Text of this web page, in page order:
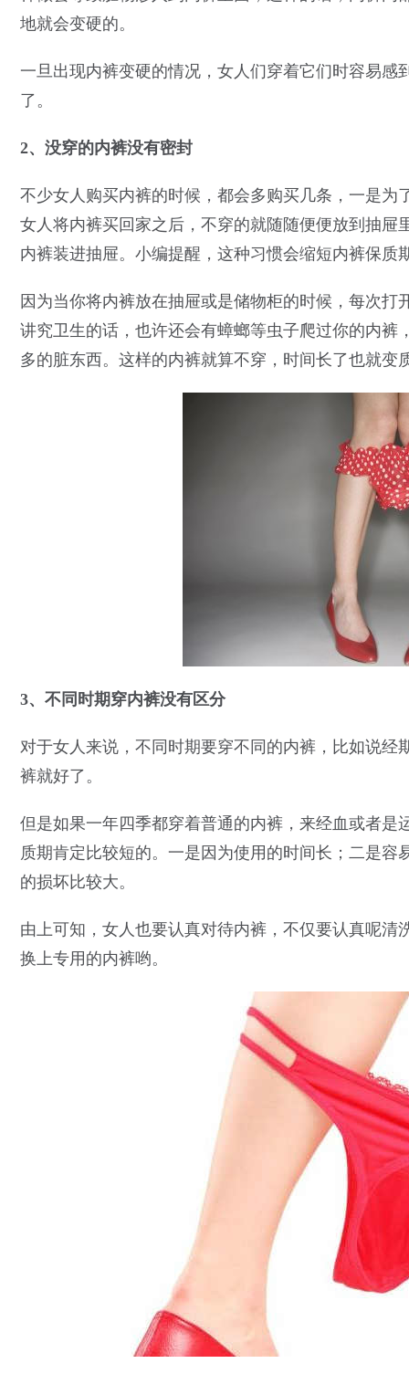
地就会变硬的。
一旦出现内裤变硬的情况，女人们穿着它们时容易
了。
2、没穿的内裤没有密封
不少女人购买内裤的时候，都会多购买几条，一是
女人将内裤买回家之后，不穿的就随随便便放到抽
内裤装进抽屉。小编提醒，这种习惯会缩短内裤保质
因为当你将内裤放在抽屉或是储物柜的时候，每次
讲究卫生的话，也许还会有蟑螂等虫子爬过你的内
多的脏东西。这样的内裤就算不穿，时间长了也就变
3、不同时期穿内裤没有区分
对于女人来说，不同时期要穿不同的内裤，比如说
裤就好了。
但是如果一年四季都穿着普通的内裤，来经血或者
质期肯定比较短的。一是因为使用的时间长；二是
的损坏比较大。
由上可知，女人也要认真对待内裤，不仅要认真呢
换上专用的内裤哟。